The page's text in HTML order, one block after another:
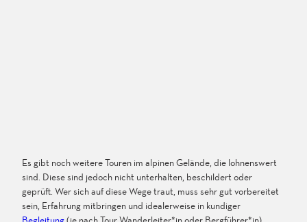
Es gibt noch weitere Touren im alpinen Gelände, die lohnenswert
sind. Diese sind jedoch nicht unterhalten, beschildert oder
geprüft. Wer sich auf diese Wege traut, muss sehr gut vorbereitet
sein, Erfahrung mitbringen und idealerweise in kundiger